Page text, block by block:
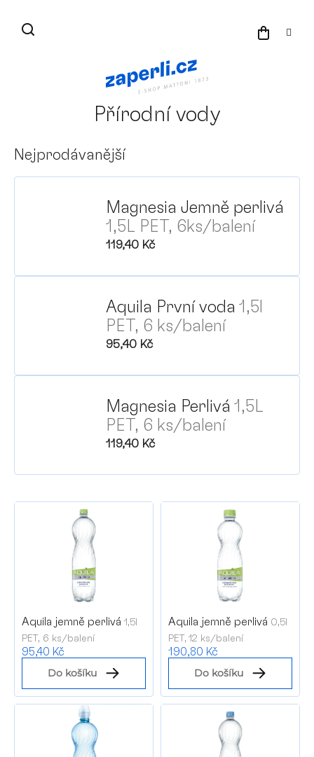
obsah
Přírodní vody
Nejprodávanější
Magnesia Jemně perlivá
1,5L PET, 6ks/balení
119,40 Kč
Aquila První voda 1,5l
PET, 6 ks/balení
95,40 Kč
Magnesia Perlivá 1,5L
PET, 6 ks/balení
119,40 Kč
V
t
ů
Aquila jemně perlivá 1,5l
PET, 6 ks/balení
95,40 Kč
Do košíku
Aquila jemně perlivá 0,5l
PET, 12 ks/balení
190,80 Kč
Do košíku